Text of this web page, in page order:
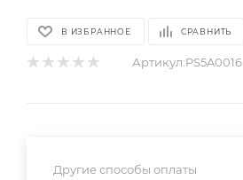
В ИЗБРАННОЕ СРАВНИТЬ
Артикул:PS5A0016
Другие способы оплаты